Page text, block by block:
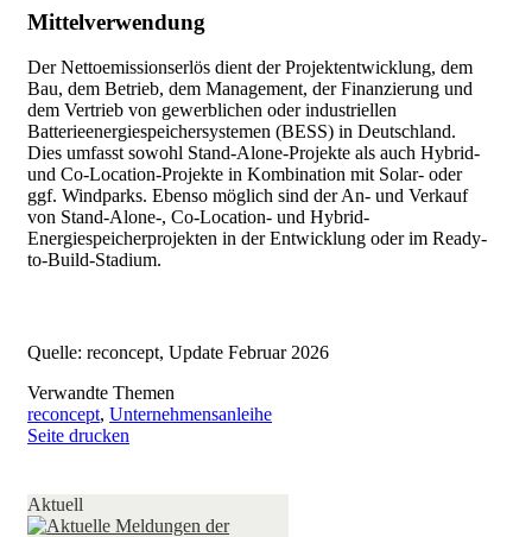
Mittelverwendung
Der Nettoemissionserlös dient der Projektentwicklung, dem
Bau, dem Betrieb, dem Management, der Finanzierung und
dem Vertrieb von gewerblichen oder industriellen
Batterieenergiespeichersystemen (BESS) in Deutschland.
Dies umfasst sowohl Stand-Alone-Projekte als auch Hybrid-
und Co-Location-Projekte in Kombination mit Solar- oder
ggf. Windparks. Ebenso möglich sind der An- und Verkauf
von Stand-Alone-, Co-Location- und Hybrid-
Energiespeicherprojekten in der Entwicklung oder im Ready-
to-Build-Stadium.
Quelle: reconcept, Update Februar 2026
Verwandte Themen
reconcept,Unternehmensanleihe
Seite drucken
Aktuell